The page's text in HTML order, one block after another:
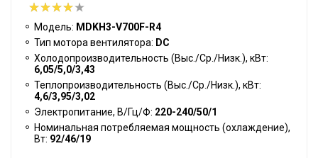
Модель: MDKH3-V700F-R4
Тип мотора вентилятора: DC
Холодопроизводительность (Выс./Ср./Низк.), кВт:
6,05/5,0/3,43
Теплопроизводительность (Выс./Ср./Низк.), кВт:
4,6/3,95/3,02
Электропитание, В/Гц/Ф: 220-240/50/1
Номинальная потребляемая мощность (охлаждение),
Вт: 92/46/19